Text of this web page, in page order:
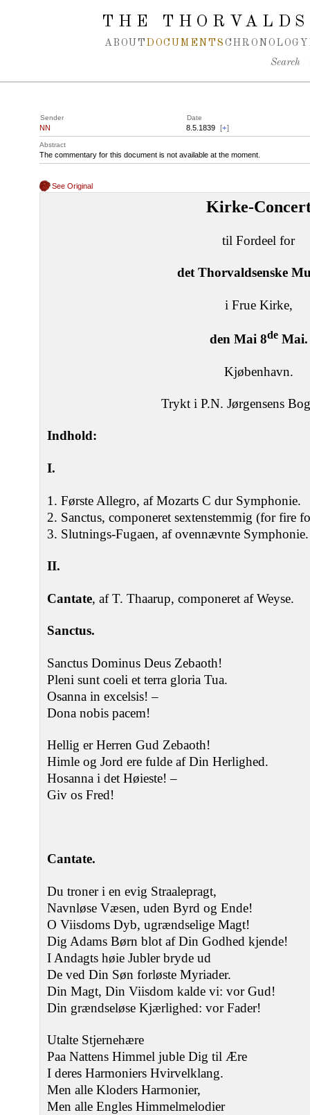
Spring navigation over
THE
ABOUT DOCUMENTS CHRONOLOGY
Search
Sender Date
NN 8.5.1839 [+]
Abstract
The commentary for this document is not available at the moment.
See Original
Kirke-
til Fordeel for
det Thorvaldsenske
i Frue Kirke,
den Mai 8deMai.
Kjøbenhavn.
Trykt i P.N. Jørgensens
Indhold:
I.
1. Første Allegro, af Mozarts C dur Symphonie.
2. Sanctus, componeret sextenstemmig (for fire
3. Slutnings-Fugaen, af ovennævnte Symphonie.
II.
Cantate, af T. Thaarup, componeret af Weyse.
Sanctus.
Sanctus Dominus Deus Zebaoth!
Pleni sunt coeli et terra gloria Tua.
Osanna in excelsis! ‒
Dona nobis pacem!
Hellig er Herren Gud Zebaoth!
Himle og Jord ere fulde af Din Herlighed.
Hosanna i det Høieste! ‒
Giv os Fred!
Cantate.
Du troner i en evig Straalepragt,
Navnløse Væsen, uden Byrd og Ende!
O Viisdoms Dyb, ugrændselige Magt!
Dig Adams Børn blot af Din Godhed kjende!
I Andagts høie Jubler bryde ud
De ved Din Søn forløste Myriader.
Din Magt, Din Viisdom kalde vi: vor Gud!
Din grændseløse Kjærlighed: vor Fader!
Utalte Stjernehære
Paa Nattens Himmel juble Dig til Ære
I deres Harmoniers Hvirvelklang.
Men alle Kloders Harmonier,
Men alle Engles Himmelmelodier